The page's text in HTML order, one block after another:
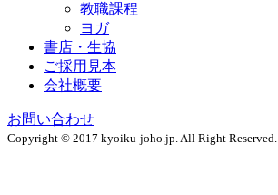
教職課程
ヨガ
書店・生協
ご採用見本
会社概要
お問い合わせ
Copyright © 2017 kyoiku-joho.jp. All Right Reserved.